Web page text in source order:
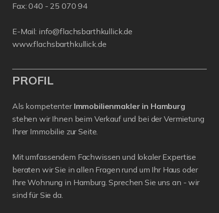
Fax: 040 - 25 070 94
E-Mail: info@flachsbarthkullick.de
www.flachsbarthkullick.de
PROFIL
Als kompetenter Immobilienmakler in Hamburg
stehen wir Ihnen beim Verkauf und bei der Vermietung
Ihrer Immobilie zur Seite.
Mit umfassendem Fachwissen und lokaler Expertise
beraten wir Sie in allen Fragen rund um Ihr Haus oder
Ihre Wohnung in Hamburg. Sprechen Sie uns an - wir
sind für Sie da.